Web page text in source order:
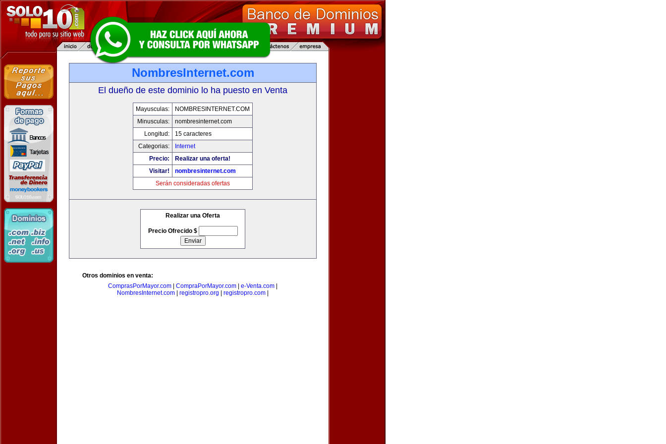
NombresInternet.com
El dueño de este dominio lo ha puesto en Venta
Mayusculas:
NOMBRESINTERNET.COM
Minusculas:
nombresinternet.com
Longitud:
15 caracteres
Categorias:
Internet
Precio:
Realizar una oferta!
Visitar!
nombresinternet.com
Serán consideradas ofertas
Realizar una Oferta
Precio Ofrecido $
Otros dominios en venta:
ComprasPorMayor.com
CompraPorMayor.com e-Venta.com
NombresInternet.com
registropro.org registropro.com